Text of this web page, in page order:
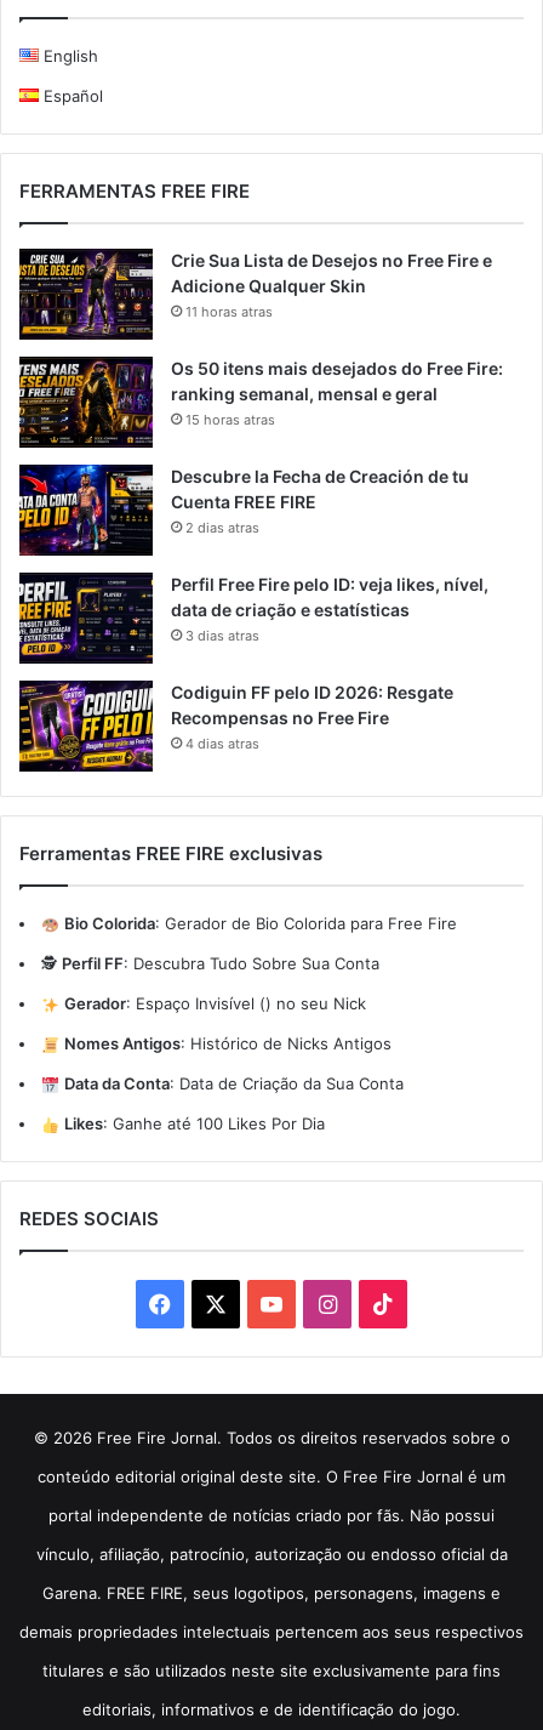
English
Español
FERRAMENTAS FREE FIRE
Crie Sua Lista de Desejos no Free Fire e
Adicione Qualquer Skin
11 horas atras
Os 50 itens mais desejados do Free Fire:
ranking semanal, mensal e geral
15 horas atras
Descubre la Fecha de Creación de tu
Cuenta FREE FIRE
2 dias atras
Perfil Free Fire pelo ID: veja likes, nível,
data de criação e estatísticas
3 dias atras
Codiguin FF pelo ID 2026: Resgate
Recompensas no Free Fire
4 dias atras
Ferramentas FREE FIRE exclusivas
Bio Colorida: Gerador de Bio Colorida para Free Fire
🕵️ Perfil FF: Descubra Tudo Sobre Sua Conta
Gerador: Espaço Invisível (ㅤ) no seu Nick
Nomes Antigos: Histórico de Nicks Antigos
Data da Conta: Data de Criação da Sua Conta
Likes: Ganhe até 100 Likes Por Dia
REDES SOCIAIS
Facebook YouTubeInstagram
© 2026 Free Fire Jornal. Todos os direitos reservados sobre o
conteúdo editorial original deste site. O Free Fire Jornal é um
portal independente de notícias criado por fãs. Não possui
vínculo, afiliação, patrocínio, autorização ou endosso oficial da
Garena. FREE FIRE, seus logotipos, personagens, imagens e
demais propriedades intelectuais pertencem aos seus respectivos
titulares e são utilizados neste site exclusivamente para fins
editoriais, informativos e de identificação do jogo.